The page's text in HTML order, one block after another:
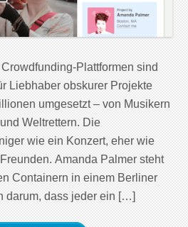
Plattformen sind
Liebhaber obskurer Projekte
umgesetzt – von Musikern
Weltrettern. Die
wie ein Konzert, eher wie
Amanda Palmer steht
Containern in einem Berliner
darum, dass jeder ein […]